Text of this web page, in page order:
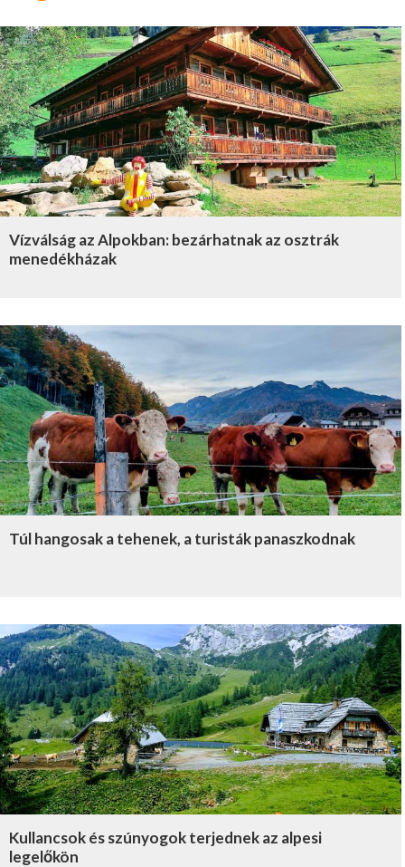
Vízválság az Alpokban: bezárhatnak az osztrák
menedékházak
Túl hangosak a tehenek, a turisták panaszkodnak
Kullancsok és szúnyogok terjednek az alpesi
legelőkön